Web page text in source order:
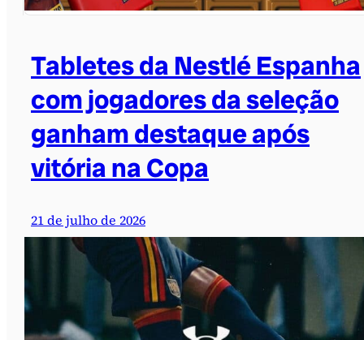
Tabletes da Nestlé Espanha
com jogadores da seleção
ganham destaque após
vitória na Copa
21 de julho de 2026